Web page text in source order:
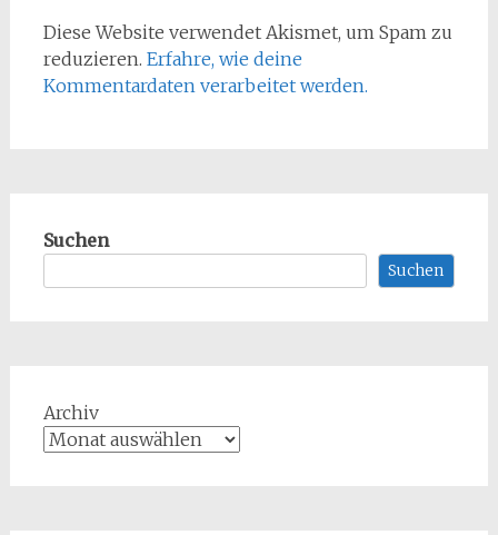
Diese Website verwendet Akismet, um Spam zu
reduzieren. Erfahre, wie deine
Kommentardaten verarbeitet werden.
Suchen
Suchen
Archiv